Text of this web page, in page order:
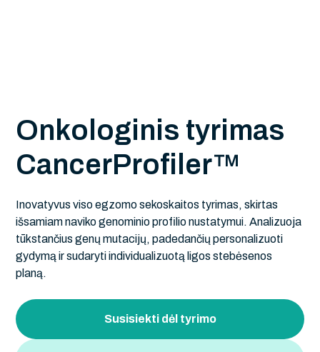
On ko oginis tyrimas
CancerProfi er™
Inovatyvus viso egzomo sekoskaitos tyrimas, skirtas
išsamiam naviko genominio profilio nustatymui. Analizuoja
tūkstančius genų mutacijų, padedančių personalizuoti
gydymą ir sudaryti individualizuotą ligos stebėsenos
planą.
Susisiekti dėl tyrimo